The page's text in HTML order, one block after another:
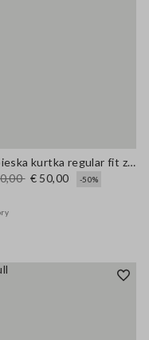
Niebieska kurtka regular fit z pełnym zamkiem
€ 50,00
-50%